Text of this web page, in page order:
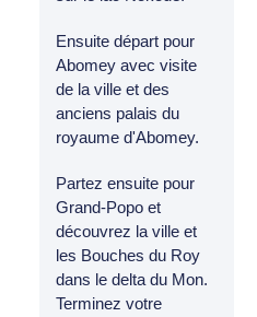
Ensuite départ pour
Abomey avec visite
de la ville et des
anciens palais du
royaume d'Abomey.
Partez ensuite pour
Grand-Popo et
découvrez la ville et
les Bouches du Roy
dans le delta du Mon.
Terminez votre